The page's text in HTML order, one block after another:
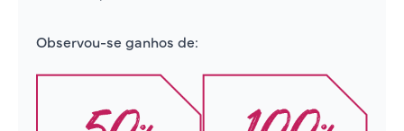
Observou-se ganhos de: